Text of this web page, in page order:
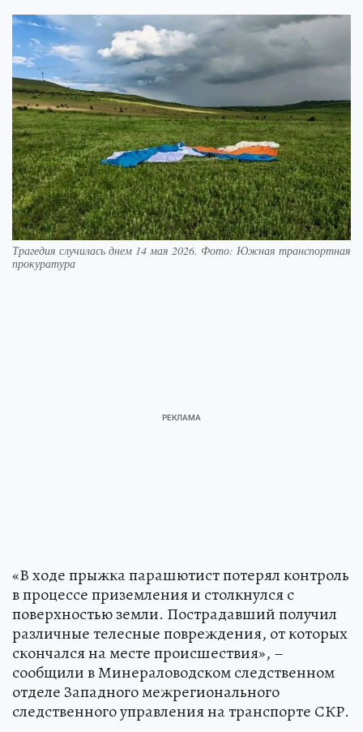
Трагедия случилась днем 14 мая 2026. Фото: Южная транспортная
прокуратура
«В ходе прыжка парашютист потерял контроль
в процессе приземления и столкнулся с
поверхностью земли. Пострадавший получил
различные телесные повреждения, от которых
скончался на месте происшествия», –
сообщили в Минераловодском следственном
отделе Западного межрегионального
следственного управления на транспорте СКР.